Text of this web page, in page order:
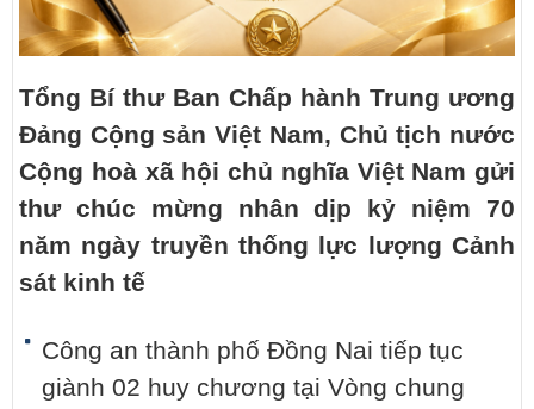
Tổng Bí thư Ban Chấp hành Trung ương
Đảng Cộng sản Việt Nam, Chủ tịch nước
Cộng hoà xã hội chủ nghĩa Việt Nam gửi
thư chúc mừng nhân dịp kỷ niệm 70
năm ngày truyền thống lực lượng Cảnh
sát kinh tế
Công an thành phố Đồng Nai tiếp tục
giành 02 huy chương tại Vòng chung